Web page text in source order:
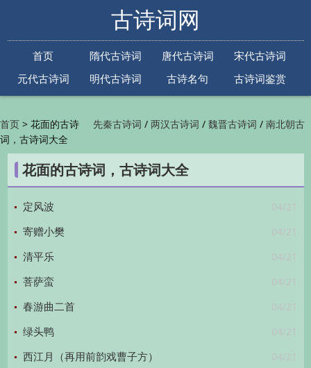
古诗词网
首页 隋代古诗词 唐代古诗词
宋代古诗词
元代古诗词
明代古诗词 古诗名句
古诗词鉴赏
先秦古诗词 /两汉古诗词 /魏晋古诗词 /南北朝古
代古诗词/金朝古诗词/元代古诗词/明代古诗词
/清代古诗词/近现代古诗词
鉴赏/古诗下一句/古诗上一句/
首页 > 花面的古诗
词，古诗词大全
花面的古诗词，古诗词大全
04/21
定风波
04/21
寄赠小樊
04/21
清平乐
04/21
菩萨蛮
04/21
春游曲二首
04/21
绿头鸭
04/21
西江月（再用前韵戏曹子方）